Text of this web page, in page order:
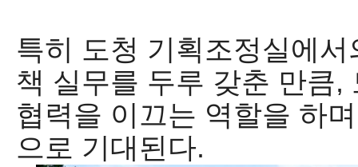
특히 도청 기획조정실에서
책 실무를 두루 갖춘 만큼,
협력을 이끄는 역할을 하
으로 기대된다.